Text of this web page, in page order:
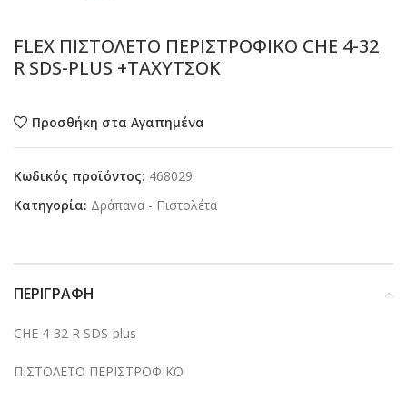
FLEX ΠΙΣΤΟΛΕΤΟ ΠΕΡΙΣΤΡΟΦΙΚΟ CHE 4-32
R SDS-PLUS +ΤΑΧΥΤΣΟΚ
Προσθήκη στα Αγαπημένα
Κωδικός προϊόντος: 468029
Κατηγορία: Δράπανα - Πιστολέτα
ΠΕΡΙΓΡΑΦΉ
CHE 4-32 R SDS-plus
ΠΙΣΤΟΛΕΤΟ ΠΕΡΙΣΤΡΟΦΙΚΟ